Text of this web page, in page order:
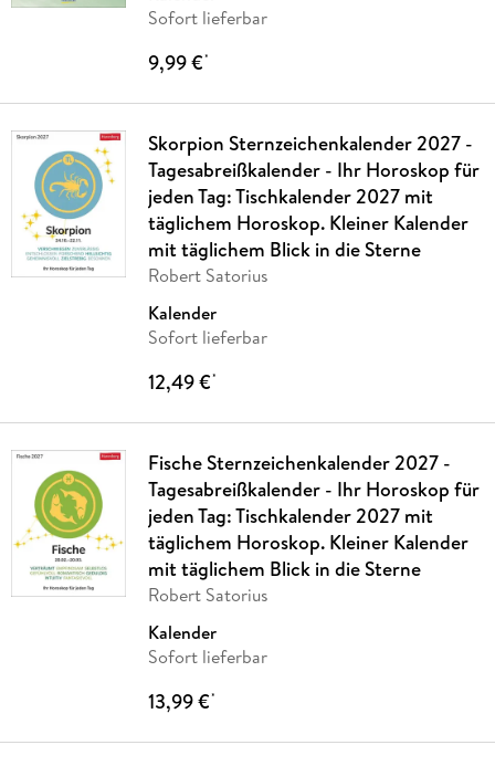
Sofort lieferbar
9,99 €*
Skorpion Sternzeichenkalender 2027 -
Tagesabreißkalender - Ihr Horoskop für
jeden Tag: Tischkalender 2027 mit
täglichem Horoskop. Kleiner Kalender
mit täglichem Blick in die Sterne
Robert Satorius
Kalender
Sofort lieferbar
12,49 €*
Fische Sternzeichenkalender 2027 -
Tagesabreißkalender - Ihr Horoskop für
jeden Tag: Tischkalender 2027 mit
täglichem Horoskop. Kleiner Kalender
mit täglichem Blick in die Sterne
Robert Satorius
Kalender
Sofort lieferbar
13,99 €*